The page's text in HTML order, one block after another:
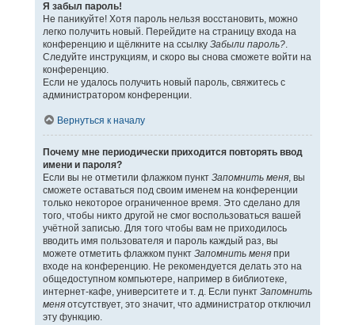
Я забыл пароль!
Не паникуйте! Хотя пароль нельзя восстановить, можно
легко получить новый. Перейдите на страницу входа на
конференцию и щёлкните на ссылку Забыли пароль?.
Следуйте инструкциям, и скоро вы снова сможете войти на
конференцию.
Если не удалось получить новый пароль, свяжитесь с
администратором конференции.
Вернуться к началу
Почему мне периодически приходится повторять ввод
имени и пароля?
Если вы не отметили флажком пункт Запомнить меня, вы
сможете оставаться под своим именем на конференции
только некоторое ограниченное время. Это сделано для
того, чтобы никто другой не смог воспользоваться вашей
учётной записью. Для того чтобы вам не приходилось
вводить имя пользователя и пароль каждый раз, вы
можете отметить флажком пункт Запомнить меняпри
входе на конференцию. Не рекомендуется делать это на
общедоступном компьютере, например в библиотеке,
интернет-кафе, университете и т. д. Если пункт Запомнить
меняотсутствует, это значит, что администратор отключил
эту функцию.